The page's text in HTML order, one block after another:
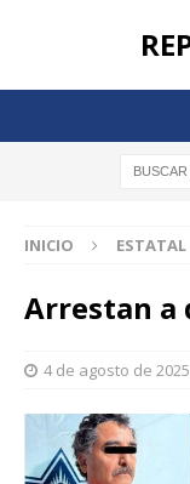
INICIO ESTATAL
Arrestan a
4 de agosto de 2025